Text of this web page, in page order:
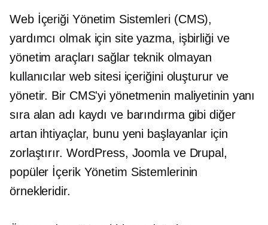
Web İçeriği Yönetim Sistemleri (CMS),
yardımcı olmak için site yazma, işbirliği ve
yönetim araçları sağlar teknik olmayan
kullanıcılar web sitesi içeriğini oluşturur ve
yönetir. Bir CMS'yi yönetmenin maliyetinin yanı
sıra alan adı kaydı ve barındırma gibi diğer
artan ihtiyaçlar, bunu yeni başlayanlar için
zorlaştırır. WordPress, Joomla ve Drupal,
popüler İçerik Yönetim Sistemlerinin
örnekleridir.